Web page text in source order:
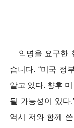
익명을 요구한
습니다. “미국 정
알고 있다. 향후
될 가능성이 있다
역시 저와 함께